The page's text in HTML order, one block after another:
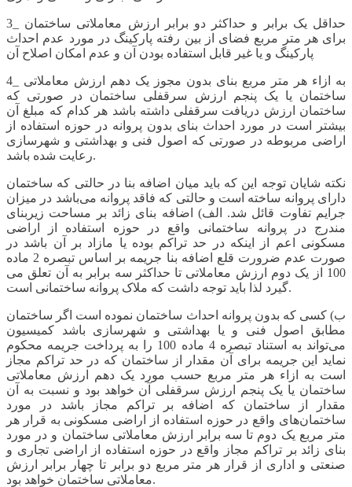
3_ حداقل یک برابر و حداکثر دو برابر ارزش معاملاتی ساختمان
برای هر متر مربع فضای از بین رفته پارکینگ در مورد عدم احداث
پارکینگ و یا غیر قابل استفاده بودن آن و عدم امکان اصلاح آن
4_ به ازاء هر متر مربع بنای بدون مجوز یک دهم ارزش معاملاتی
ساختمان یا یک پنجم ارزش سرقفلی ساختمان در صورتی که
ساختمان ارزش دریافت سرقفلی داشته باشد هر کدام که مبلغ آن
بیشتر است در مورد احداث بنای بدون پروانه در حوزه استفاده از
اراضی مربوطه در صورتی که اصول فنی و بهداشتی و شهرسازی
رعایت شده باشد.
نکته شایان توجه این که باید میان اضافه بنا در حالتی که ساختمان
دارای پروانه ساخته است و حالتی که فاقد پروانه می‌باشد در میزان
جرایم تفاوت قائل شد. الف) اضافه بنای زائد بر مساحت زیربنای
مندرج در پروانه ساختمانی واقع در حوزه استفاده از اراضی
مسکونی اعم از اینکه در حد تراکم بوده یا مازاد بر آن باشد در
صورت عدم ضرورت قلع اضافه بنا جریمه بر اساس تبصره 2 ماده
100 از یک دوم ارزش معاملاتی تا حداکثر سه برابر به آن تعلق می
گیرد لذا باید توجه داشت که ملاک پروانه ساختمانی است.
ب) کسی که بدون پروانه احداث ساختمان نموده است اگر ساختمان
مطابق اصول فنی و یا بهداشتی و شهرسازی باشد کمیسیون
می‌تواند به استناد تبصره 4 ماده 100 را به پرداخت جریمه محکوم
نماید این جریمه برای آن مقدار از ساختمان که در حد تراکم مجاز
است به ازاء هر متر مربع حسب مورد یک دهم ارزش معاملاتی
ساختمان یا یک پنجم ارزش سرقفلی آن خواهد بود و نسبت به آن
مقدار از ساختمان که اضافه بر تراکم مجاز باشد در مورد
ساختمان‌های واقع در حوزه استفاده از اراضی مسکونی به قرار هر
متر مربع یک دوم تا سه برابر ارزش معاملاتی ساختمان و در مورد
بنای زائد بر تراکم مجاز واقع در حوزه استفاده از اراضی تجاری و
صنعتی و اداری از قرار هر متر مربع دو برابر تا چهار برابر ارزش
معاملاتی ساختمان خواهد بود.